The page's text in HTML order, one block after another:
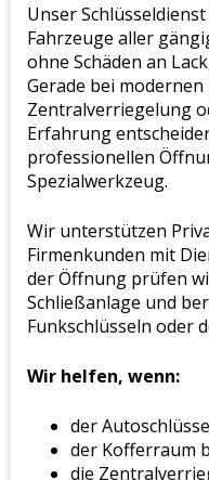
Unser
Fahrzeuge aller
ohne Schäden an
Gerade bei
Zentralverriegelung
Erfahrung
professionellen
Spezialwerkzeug.
Wir unterstützen
Firmenkunden mit
der Öffnung prüfen
Schließanlage und
Funkschlüsseln oder
Wir helfen, wenn:
der
der Kofferraum
die